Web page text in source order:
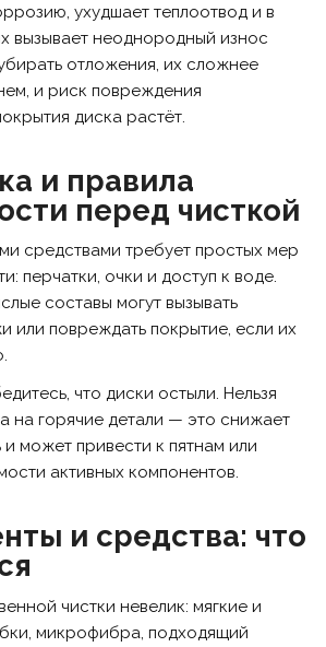
ухудшает теплоотвод и в
вызывает неоднородный износ
отложения, их сложнее
и риск повреждения
диска растёт.
и правила
перед чисткой
средствами требует простых мер
перчатки, очки и доступ к воде.
составы могут вызывать
или повреждать покрытие, если их
что диски остыли. Нельзя
на горячие детали — это снижает
может привести к пятнам или
активных компонентов.
и средства: что
чистки невелик: мягкие и
микрофибра, подходящий